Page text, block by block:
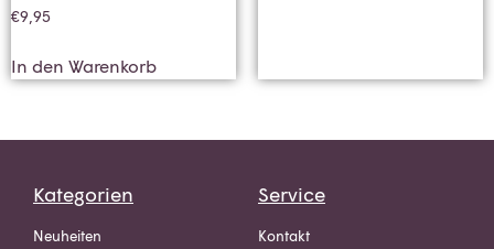
€9,95
In den Warenkorb
Kategorien
Neuheiten
Service
Kontakt